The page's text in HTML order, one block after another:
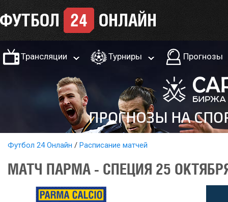
Трансляции Турниры Прогнозы
Футбол 24 Онлайн Расписание матчей
МАТЧ ПАРМА - СПЕЦИЯ 25